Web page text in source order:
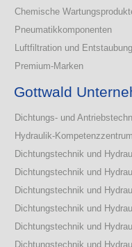
Chemische
Pneumatikkomponenten
Luftfiltration und Entstaubung
Premium-Marken
Gottwald
Dichtungs- und
Hydraulik-
Dichtungstechnik und
Dichtungstechnik und
Dichtungstechnik und
Dichtungstechnik und
Dichtungstechnik und
Dichtungstechnik und